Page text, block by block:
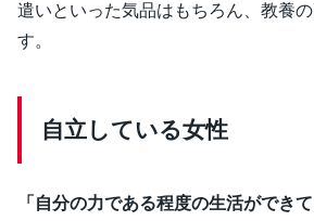
遣いといった気品はもちろん、教養
す。
自立している女性
「自分の力である程度の生活ができて